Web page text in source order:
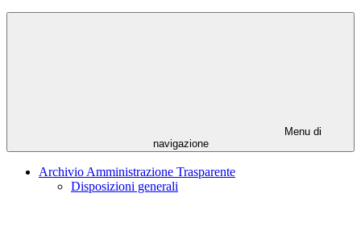
Menu di
navigazione
Archivio Amministrazione Trasparente
Disposizioni generali